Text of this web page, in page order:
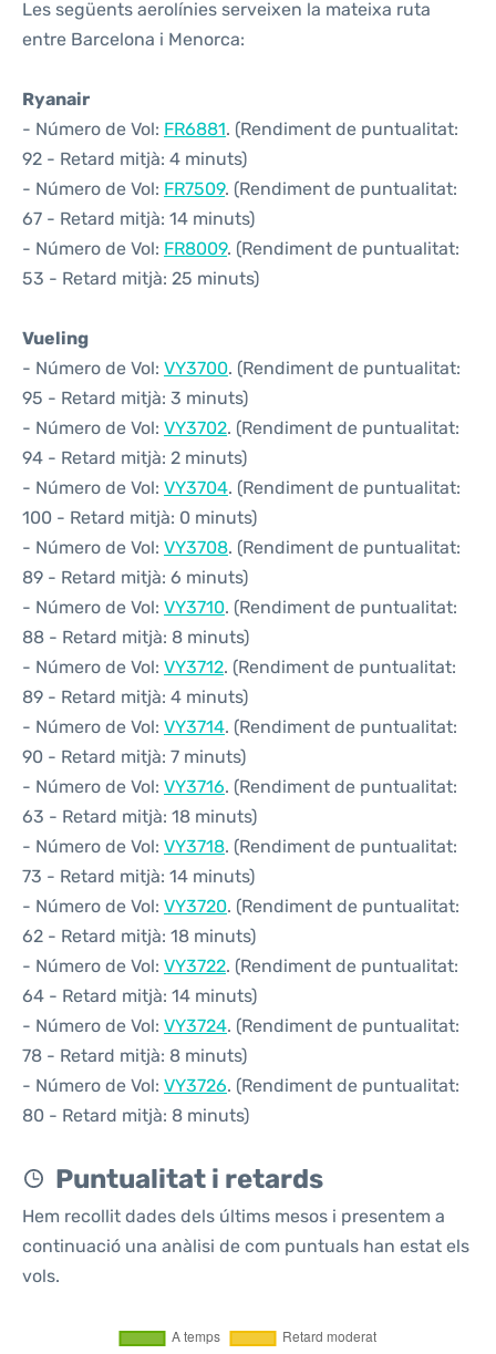
Les següents aerolínies serveixen la mateixa ruta
entre Barcelona i Menorca:
Ryanair
- Número de Vol: FR6881. (Rendiment de puntualitat:
92 - Retard mitjà: 4 minuts)
- Número de Vol: FR7509. (Rendiment de puntualitat:
67 - Retard mitjà: 14 minuts)
- Número de Vol: FR8009. (Rendiment de puntualitat:
53 - Retard mitjà: 25 minuts)
Vueling
- Número de Vol: VY3700. (Rendiment de puntualitat:
95 - Retard mitjà: 3 minuts)
- Número de Vol: VY3702. (Rendiment de puntualitat:
94 - Retard mitjà: 2 minuts)
- Número de Vol: VY3704. (Rendiment de puntualitat:
100 - Retard mitjà: 0 minuts)
- Número de Vol: VY3708. (Rendiment de puntualitat:
89 - Retard mitjà: 6 minuts)
- Número de Vol: VY3710. (Rendiment de puntualitat:
88 - Retard mitjà: 8 minuts)
- Número de Vol: VY3712. (Rendiment de puntualitat:
89 - Retard mitjà: 4 minuts)
- Número de Vol: VY3714. (Rendiment de puntualitat:
90 - Retard mitjà: 7 minuts)
- Número de Vol: VY3716. (Rendiment de puntualitat:
63 - Retard mitjà: 18 minuts)
- Número de Vol: VY3718. (Rendiment de puntualitat:
73 - Retard mitjà: 14 minuts)
- Número de Vol: VY3720. (Rendiment de puntualitat:
62 - Retard mitjà: 18 minuts)
- Número de Vol: VY3722. (Rendiment de puntualitat:
64 - Retard mitjà: 14 minuts)
- Número de Vol: VY3724. (Rendiment de puntualitat:
78 - Retard mitjà: 8 minuts)
- Número de Vol: VY3726. (Rendiment de puntualitat:
80 - Retard mitjà: 8 minuts)
Puntualitat i retards
Hem recollit dades dels últims mesos i presentem a
continuació una anàlisi de com puntuals han estat els
vols.